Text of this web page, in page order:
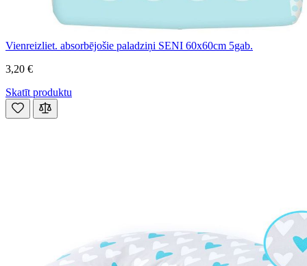
Vienreizliet. absorbējošie paladziņi SENI 60x60cm 5gab.
3,20 €
Skatīt produktu